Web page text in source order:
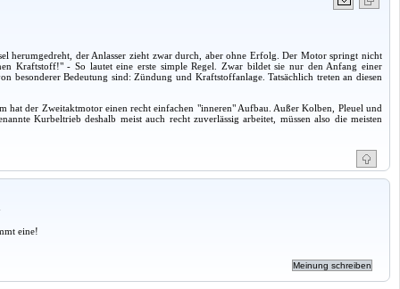
herumgedreht, der Anlasser zieht zwar durch, aber ohne Erfolg. Der Motor springt nicht
Kraftstoff!" - So lautet eine erste simple Regel. Zwar bildet sie nur den Anfang einer
besonderer Bedeutung sind: Zündung und Kraftstoffanlage. Tatsächlich treten an diesen
hat der Zweitaktmotor einen recht einfachen "inneren" Aufbau. Außer Kolben, Pleuel und
Kurbeltrieb deshalb meist auch recht zuverlässig arbeitet, müssen also die meisten
eine!